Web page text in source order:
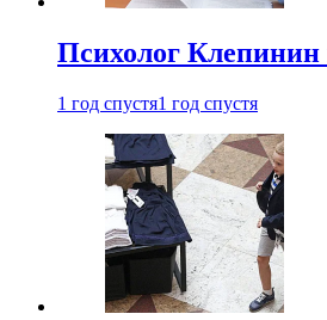
Психолог Клепинин
1 год спустя1 год спустя